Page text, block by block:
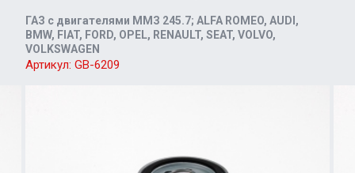
ГАЗ с двигателями ММЗ 245.7; ALFA ROMEO, AUDI,
BMW, FIAT, FORD, OPEL, RENAULT, SEAT, VOLVO,
VOLKSWAGEN
Артикул: GB-6209